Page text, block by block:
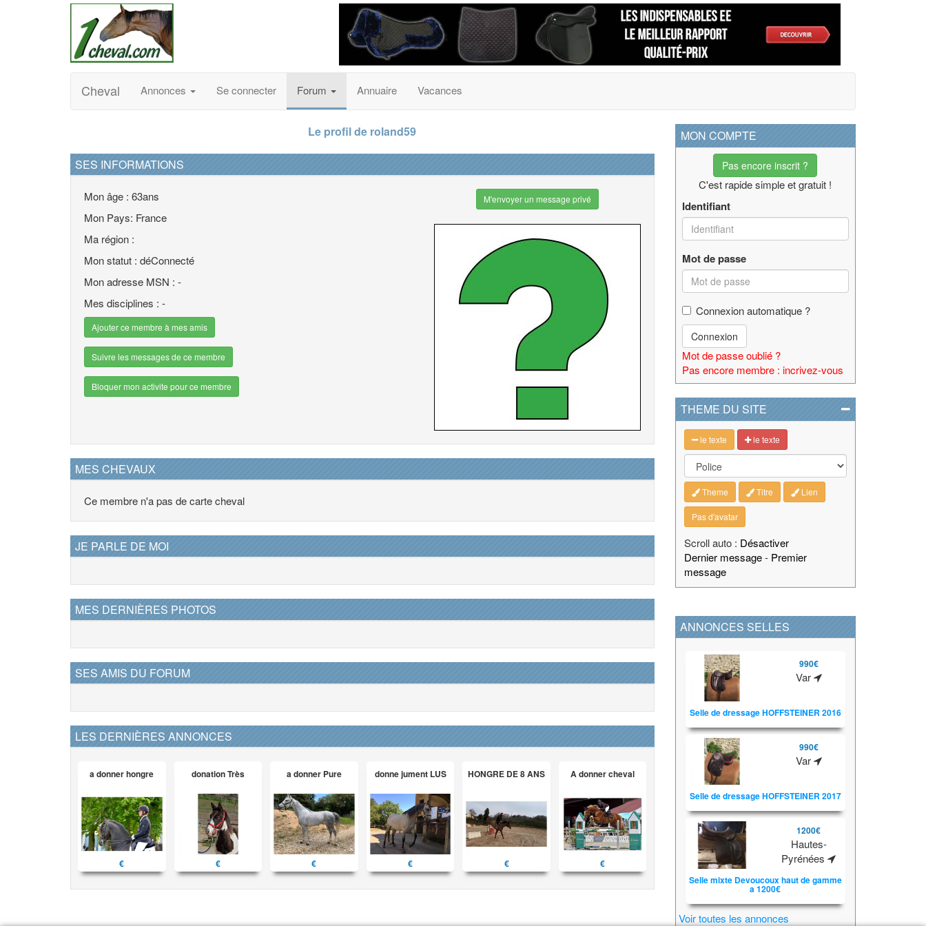
Cheval Annonces Se connecter Forum Annuaire Vacances
Le profil de roland59
SES INFORMATIONS
Mon âge : 63ans
Mon Pays: France
Ma région :
Mon statut : déConnecté
Mon adresse MSN : -
Mes disciplines : -
Ajouter ce membre à mes amis
Suivre les messages de ce membre
Bloquer mon activite pour ce membre
M'envoyer un message privé
MES CHEVAUX
Ce membre n'a pas de carte cheval
JE PARLE DE MOI
MES DERNIÈRES PHOTOS
SES AMIS DU FORUM
LES DERNIÈRES ANNONCES
a donner hongre
€
donation Très
€
a donner Pure
€
donne jument LUS
€
HONGRE DE 8 ANS
€
A donner cheval
€
MON COMPTE
Pas encore inscrit ?
C'est rapide simple et gratuit !
Identifiant
Mot de passe
Connexion automatique ?
Connexion
Mot de passe oublié ?
Pas encore membre : incrivez-vous
THEME DU SITE
le texte le texte
Theme Titre Lien
Pas d'avatar
Scroll auto : Désactiver
Dernier message- Premier
message
ANNONCES SELLES
990€
Var
Selle de dressage HOFFSTEINER 2016
990€
Var
Selle de dressage HOFFSTEINER 2017
1200€
Hautes-
Pyrénées
Selle mixte Devoucoux haut de gamme
a 1200€
Voir toutes les annonces